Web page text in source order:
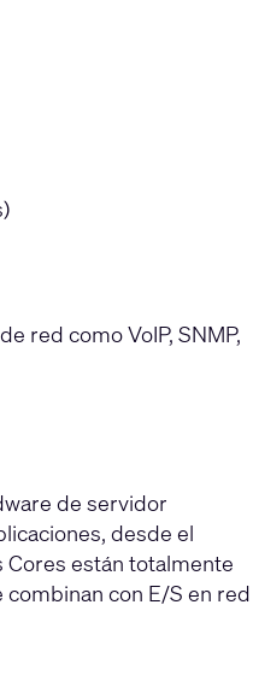
red como VoIP, SNMP,
de servidor
desde el
Cores están totalmente
con E/S en red